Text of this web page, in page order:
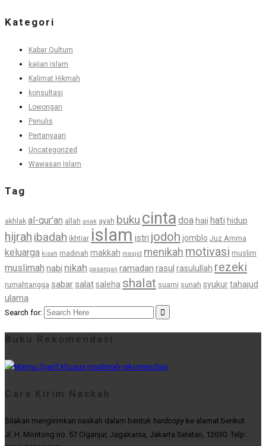
Kategori
Kabar Qultum
kajian islam
Kalimat Hikmah
konsultasi
Lowongan
Penulis
Pertanyaan
Uncategorized
Wawasan Islam
Tag
akhlak al-qur'an allah anak ayah buku cinta doa haji hati hidup
hijrah ibadah ikhtiar islam istri jodoh jomblo Juz Amma
keluarga kisah madinah makkah masjid menikah motivasi muslim
muslimah nabi nikah pasangan ramadan rasul rasulullah rezeki
rumahtangga sabar salatsaleha shalat suami sunah syukurtahajud
ulama
Search for:
Buku Rekomendasi
Cara Kirim Naskah
Silakan mengirimkan naskah dalam bentuk hardcopy ke alamat berikut.
Jl. H. Montong no. 57 Ciganjur, Jagakarsa, Jakarta Selatan, 12630. Telp: